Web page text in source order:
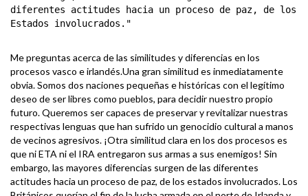
diferentes actitudes hacia un proceso de paz, de los
Estados involucrados."
Me preguntas acerca de las similitudes y diferencias en los
procesos vasco e irlandés.Una gran similitud es inmediatamente
obvia. Somos dos naciones pequeñas e históricas con el legítimo
deseo de ser libres como pueblos, para decidir nuestro propio
futuro. Queremos ser capaces de preservar y revitalizar nuestras
respectivas lenguas que han sufrido un genocidio cultural a manos
de vecinos agresivos. ¡Otra similitud clara en los dos procesos es
que ni ETA ni el IRA entregaron sus armas a sus enemigos! Sin
embargo, las mayores diferencias surgen de las diferentes
actitudes hacia un proceso de paz, de los estados involucrados. Los